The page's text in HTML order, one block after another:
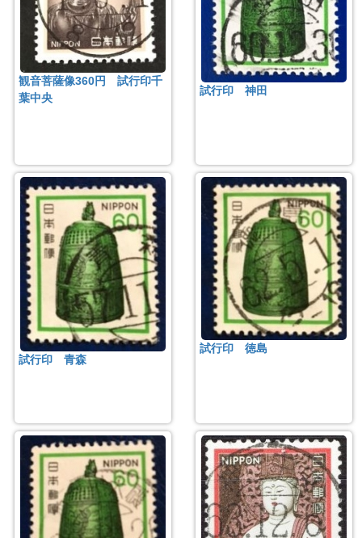
観音菩薩像360円 試行印千
葉中央
試行印 神田
試行印 青森
試行印 徳島